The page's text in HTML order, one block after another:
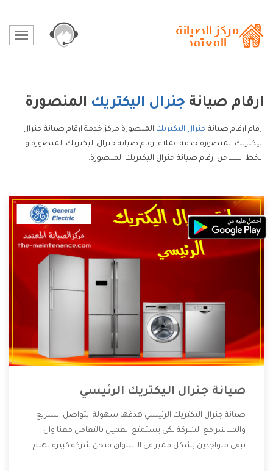
ارقام صيانة جنرال اليكتريك المنصورة
ارقام ارقام صيانة جنرال اليكتريك المنصورة مركز خدمة ارقام صيانة جنرال
اليكتريك المنصورة خدمة عملاء ارقام صيانة جنرال اليكتريك المنصورة و
الخط الساخن ارقام صيانة جنرال اليكتريك المنصورة.
صيانة جنرال اليكتريك الرئيسي
صيانة جنرال اليكتريك الرئيسي هدفها سهولة التواصل السريع
والمباشر مع الشركة لكى يستمتع العميل بالتعامل معنا وان
نبقى متواجدين بشكل مميز فى الاسواق فنحن شركة كبيرة نهتم